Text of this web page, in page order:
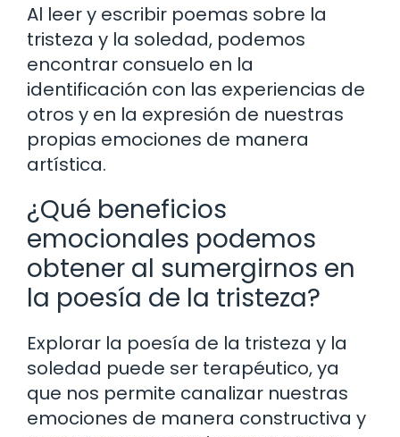
Al leer y escribir poemas sobre la
tristeza y la soledad, podemos
encontrar consuelo en la
identificación con las experiencias de
otros y en la expresión de nuestras
propias emociones de manera
artística.
¿Qué beneficios
emocionales podemos
obtener al sumergirnos en
la poesía de la tristeza?
Explorar la poesía de la tristeza y la
soledad puede ser terapéutico, ya
que nos permite canalizar nuestras
emociones de manera constructiva y